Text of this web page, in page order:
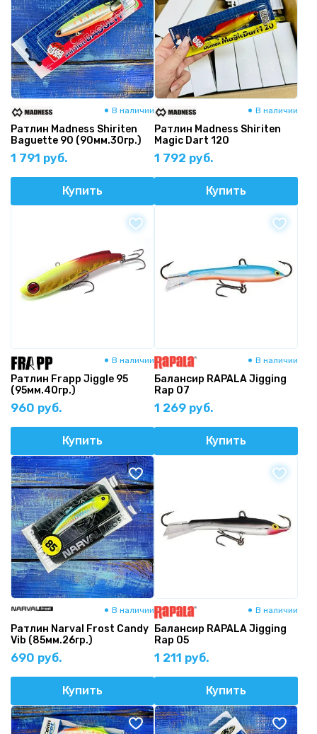
В наличии
Ратлин Madness Shiriten
Baguette 90 (90мм.30гр.)
1 791 руб.
Купить
В наличии
Ратлин Madness Shiriten
Magic Dart 120
1 792 руб.
Купить
В наличии
Ратлин Frapp Jiggle 95
(95мм.40гр.)
960 руб.
Купить
В наличии
Балансир RAPALA Jigging
Rap 07
1 269 руб.
Купить
В наличии
Ратлин Narval Frost Candy
Vib (85мм.26гр.)
690 руб.
Купить
В наличии
Балансир RAPALA Jigging
Rap 05
1 211 руб.
Купить